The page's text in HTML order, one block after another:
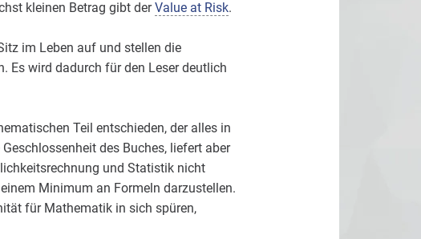
kleinen Betrag gibt derValue at Risk.
im Leben auf und stellen die
Es wird dadurch für den Leser deutlich
Teil entschieden, der alles in
des Buches, liefert aber
und Statistik nicht
Minimum an Formeln darzustellen.
für Mathematik in sich spüren,